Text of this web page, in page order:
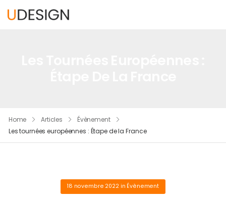
Home Articles
Évènement
Les tournées européennes : Étape de la France
18 novembre 2022in Évènement